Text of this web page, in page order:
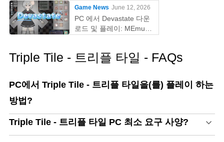
Game News June 12, 2026
PC 에서 Devastate 다운
로드 및 플레이: MEmu
Triple Tile - 트리플 타일 - FAQs
PC에서 Triple Tile - 트리플 타일을(를) 플레이 하는
방법?
Triple Tile - 트리플 타일 PC 최소 요구 사양?